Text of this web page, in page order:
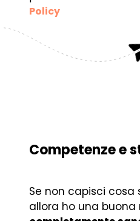
Policy
Competenze e
Se non capisci
allora ho una buona